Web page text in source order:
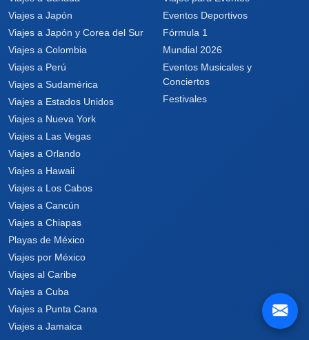
Viajes a Japón
Viajes a Japón y Corea del Sur
Viajes a Colombia
Viajes a Perú
Viajes a Sudamérica
Viajes a Estados Unidos
Viajes a Nueva York
Viajes a Las Vegas
Viajes a Orlando
Viajes a Hawaii
Viajes a Los Cabos
Viajes a Cancún
Viajes a Chiapas
Playas de México
Viajes por México
Viajes al Caribe
Viajes a Cuba
Viajes a Punta Cana
Viajes a Jamaica
Eventos Deportivos
Fórmula 1
Mundial 2026
Eventos Musicales y
Conciertos
Festivales